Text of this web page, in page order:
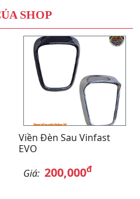
SHOP
Viền Đèn Sau Vinfast
EVO
Giá: 200,000đ